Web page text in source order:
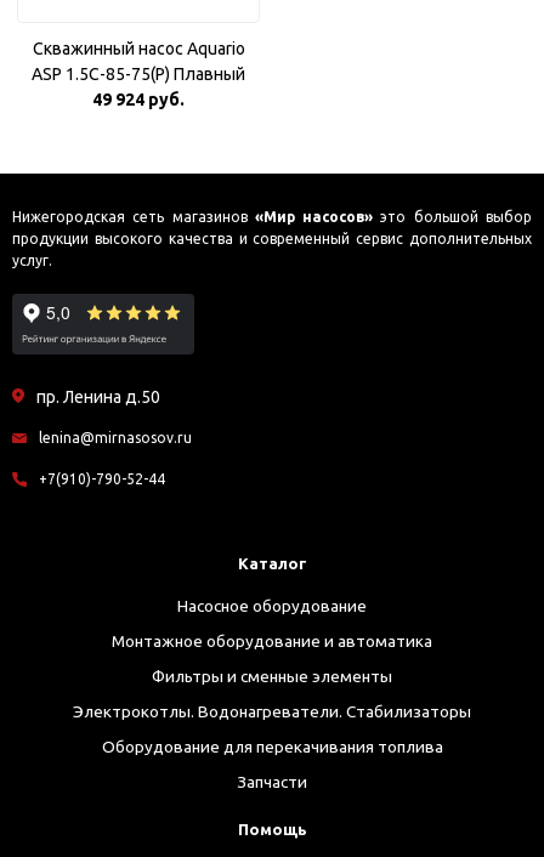
Скважинный насос Aquario
ASP 1.5С-85-75(P) Плавный
пуск
49 924 руб.
Нижегородская сеть магазинов «Мир насосов» это большой выбор
продукции высокого качества и современный сервис дополнительных
услуг.
пр. Ленина д.50
lenina@mirnasosov.ru
+7(910)-790-52-44
Каталог
Насосное оборудование
Монтажное оборудование и автоматика
Фильтры и сменные элементы
Электрокотлы. Водонагреватели. Стабилизаторы
Оборудование для перекачивания топлива
Запчасти
Помощь